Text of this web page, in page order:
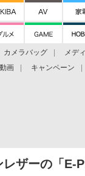
カメラバッグ メデ
動画 キャンペーン
ザーの「E-